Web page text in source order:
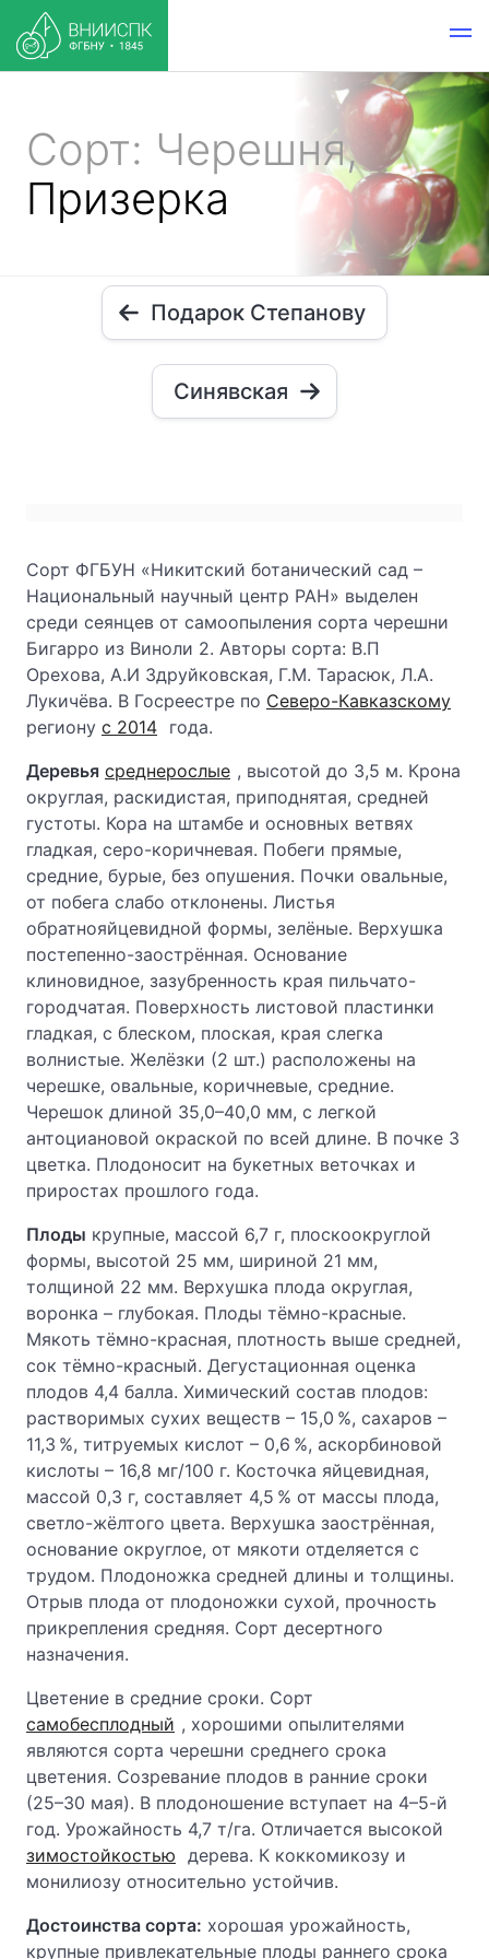
Сорт: Черешня,
Призерка
Подарок Степанову
Синявская
Сорт ФГБУН «Никитский ботанический сад –
Национальный научный центр РАН» выделен
среди сеянцев от самоопыления сорта черешни
Бигарро из Виноли 2. Авторы сорта: В.П
Орехова, А.И Здруйковская, Г.М. Тарасюк, Л.А.
Лукичёва. В Госреестре по Северо-Кавказскому
региону с 2014 года.
Деревья среднерослые , высотой до 3,5 м. Крона
округлая, раскидистая, приподнятая, средней
густоты. Кора на штамбе и основных ветвях
гладкая, серо-коричневая. Побеги прямые,
средние, бурые, без опушения. Почки овальные,
от побега слабо отклонены. Листья
обратнояйцевидной формы, зелёные. Верхушка
постепенно-заострённая. Основание
клиновидное, зазубренность края пильчато-
городчатая. Поверхность листовой пластинки
гладкая, с блеском, плоская, края слегка
волнистые. Желёзки (2 шт.) расположены на
черешке, овальные, коричневые, средние.
Черешок длиной 35,0–40,0 мм, с легкой
антоциановой окраской по всей длине. В почке 3
цветка. Плодоносит на букетных веточках и
приростах прошлого года.
Плоды крупные, массой 6,7 г, плоскоокруглой
формы, высотой 25 мм, шириной 21 мм,
толщиной 22 мм. Верхушка плода округлая,
воронка – глубокая. Плоды тёмно-красные.
Мякоть тёмно-красная, плотность выше средней,
сок тёмно-красный. Дегустационная оценка
плодов 4,4 балла. Химический состав плодов:
растворимых сухих веществ – 15,0 %, сахаров –
11,3 %, титруемых кислот – 0,6 %, аскорбиновой
кислоты – 16,8 мг/100 г. Косточка яйцевидная,
массой 0,3 г, составляет 4,5 % от массы плода,
светло-жёлтого цвета. Верхушка заострённая,
основание округлое, от мякоти отделяется с
трудом. Плодоножка средней длины и толщины.
Отрыв плода от плодоножки сухой, прочность
прикрепления средняя. Сорт десертного
назначения.
Цветение в средние сроки. Сорт
самобесплодный , хорошими опылителями
являются сорта черешни среднего срока
цветения. Созревание плодов в ранние сроки
(25–30 мая). В плодоношение вступает на 4–5-й
год. Урожайность 4,7 т/га. Отличается высокой
зимостойкостью дерева. К коккомикозу и
монилиозу относительно устойчив.
Достоинства сорта: хорошая урожайность,
крупные привлекательные плоды раннего срока